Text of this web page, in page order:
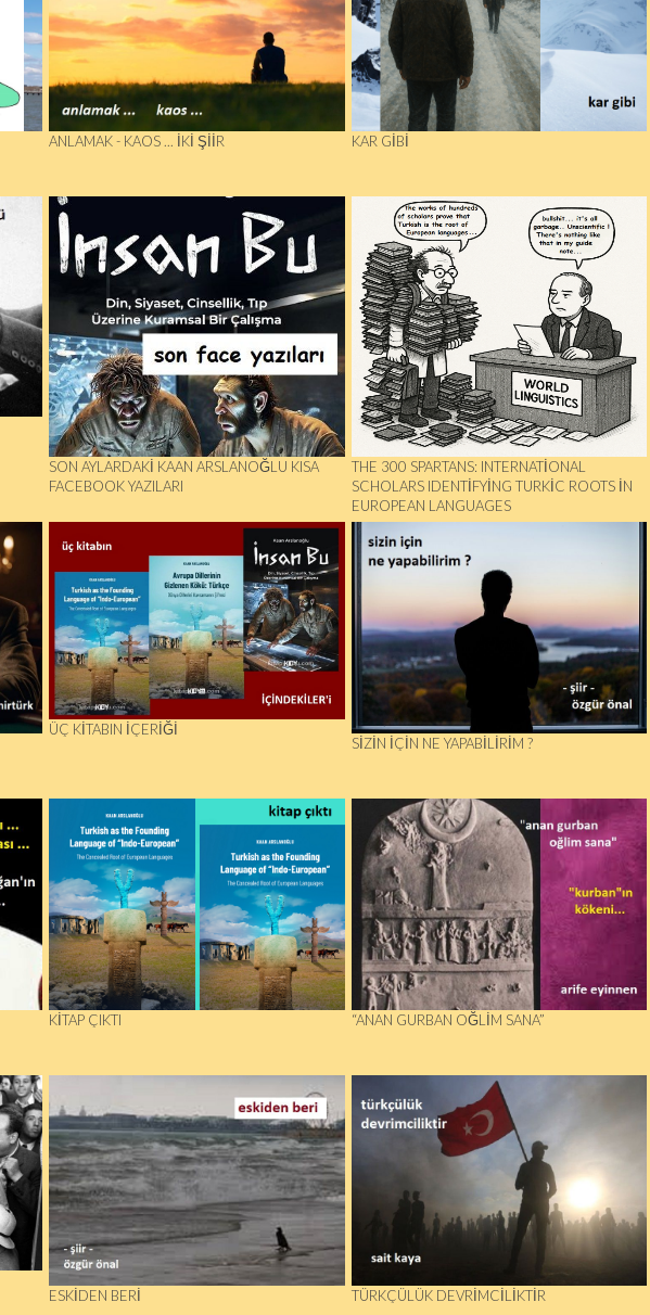
ANLAMAK - KAOS ... İKI ŞIIR KAR GIBI
SON AYLARDAKİ KAAN ARSLANOĞLU KISA
FACEBOOK YAZILARI
THE 300 SPARTANS: INTERNATIONAL
SCHOLARS IDENTIFYING TURKIC ROOTS IN
EUROPEAN LANGUAGES
ÜÇ KİTABIN İÇERİĞİ
SIZIN İÇIN NE YAPABILIRIM ?
KITAP ÇIKTI “ANAN GURBAN OĞLIM SANA”
ESKIDEN BERI
TÜRKÇÜLÜK DEVRIMCILIKTIR